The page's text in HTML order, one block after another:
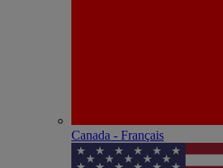
Canada - Français